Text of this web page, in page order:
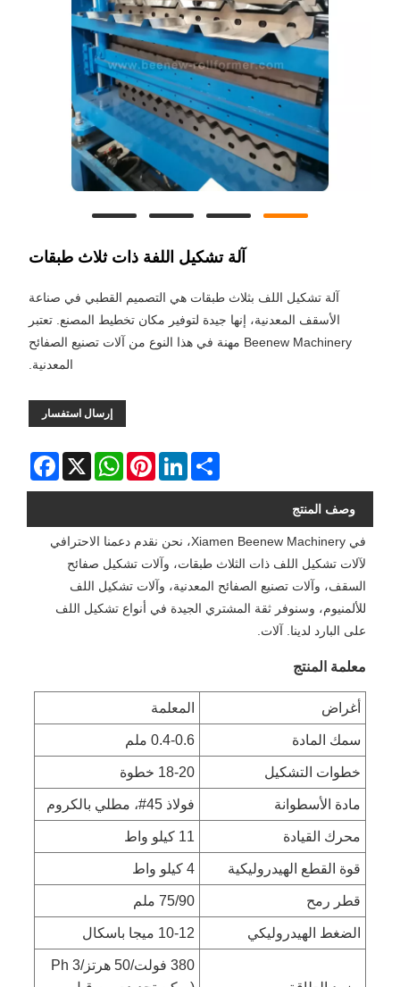
آلة تشكيل اللفة ذات ثلاث طبقات
آلة تشكيل اللف بثلاث طبقات هي التصميم القطبي في صناعة
الأسقف المعدنية، إنها جيدة لتوفير مكان تخطيط المصنع. تعتبر
Beenew Machinery مهنة في هذا النوع من آلات تصنيع الصفائح
المعدنية.
إرسال استفسار
Facebook X
WhatsAppPinterestLinkedInShare
وصف المنتج
في Xiamen Beenew Machinery، نحن نقدم دعمنا الاحترافي
لآلات تشكيل اللف ذات الثلاث طبقات، وآلات تشكيل صفائح
السقف، وآلات تصنيع الصفائح المعدنية، وآلات تشكيل اللف
للألمنيوم، وسنوفر ثقة المشتري الجيدة في أنواع تشكيل اللف
على البارد لدينا. آلات.
معلمة المنتج
أغراض المعلمة
سمك المادة 0.4-0.6 ملم
خطوات التشكيل 18-20 خطوة
مادة الأسطوانة فولاذ 45#، مطلي بالكروم
محرك القيادة 11 كيلو واط
قوة القطع الهيدروليكية 4 كيلو واط
قطر رمح 75/90 ملم
الضغط الهيدروليكي 10-12 ميجا باسكال
380 فولت/50 هرتز/3 Ph